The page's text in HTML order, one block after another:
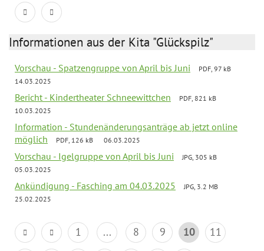
Informationen aus der Kita "Glückspilz"
Vorschau - Spatzengruppe von April bis Juni
PDF, 97 kB
14.03.2025
Bericht - Kindertheater Schneewittchen
PDF, 821 kB
10.03.2025
Information - Stundenänderungsanträge ab jetzt online
möglich
PDF, 126 kB 06.03.2025
Vorschau - Igelgruppe von April bis Juni
JPG, 305 kB
05.03.2025
Ankündigung - Fasching am 04.03.2025
JPG, 3.2 MB
25.02.2025
1 ... 8 9 10
11